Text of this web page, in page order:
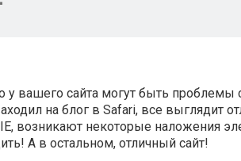
у вашего сайта могут быть
на блог в Safari, все выглядит
возникают некоторые наложения
А в остальном, отличный сайт!